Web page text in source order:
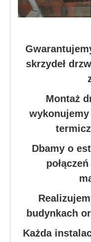
skrzydeł
Montaż
wykonujemy
Dbamy o
budynkach
Każda